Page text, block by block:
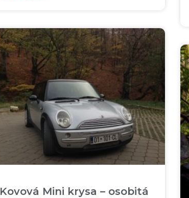
Kovová Mini krysa – osobitá